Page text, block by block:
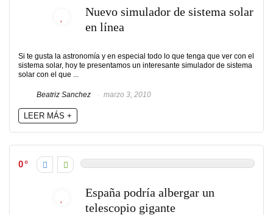
Nuevo simulador de sistema solar
en línea
Si te gusta la astronomía y en especial todo lo que tenga que ver con el
sistema solar, hoy te presentamos un interesante simulador de sistema
solar con el que ...
Beatriz Sanchez marzo 3, 2010
LEER MÁS +
0
España podría albergar un
telescopio gigante